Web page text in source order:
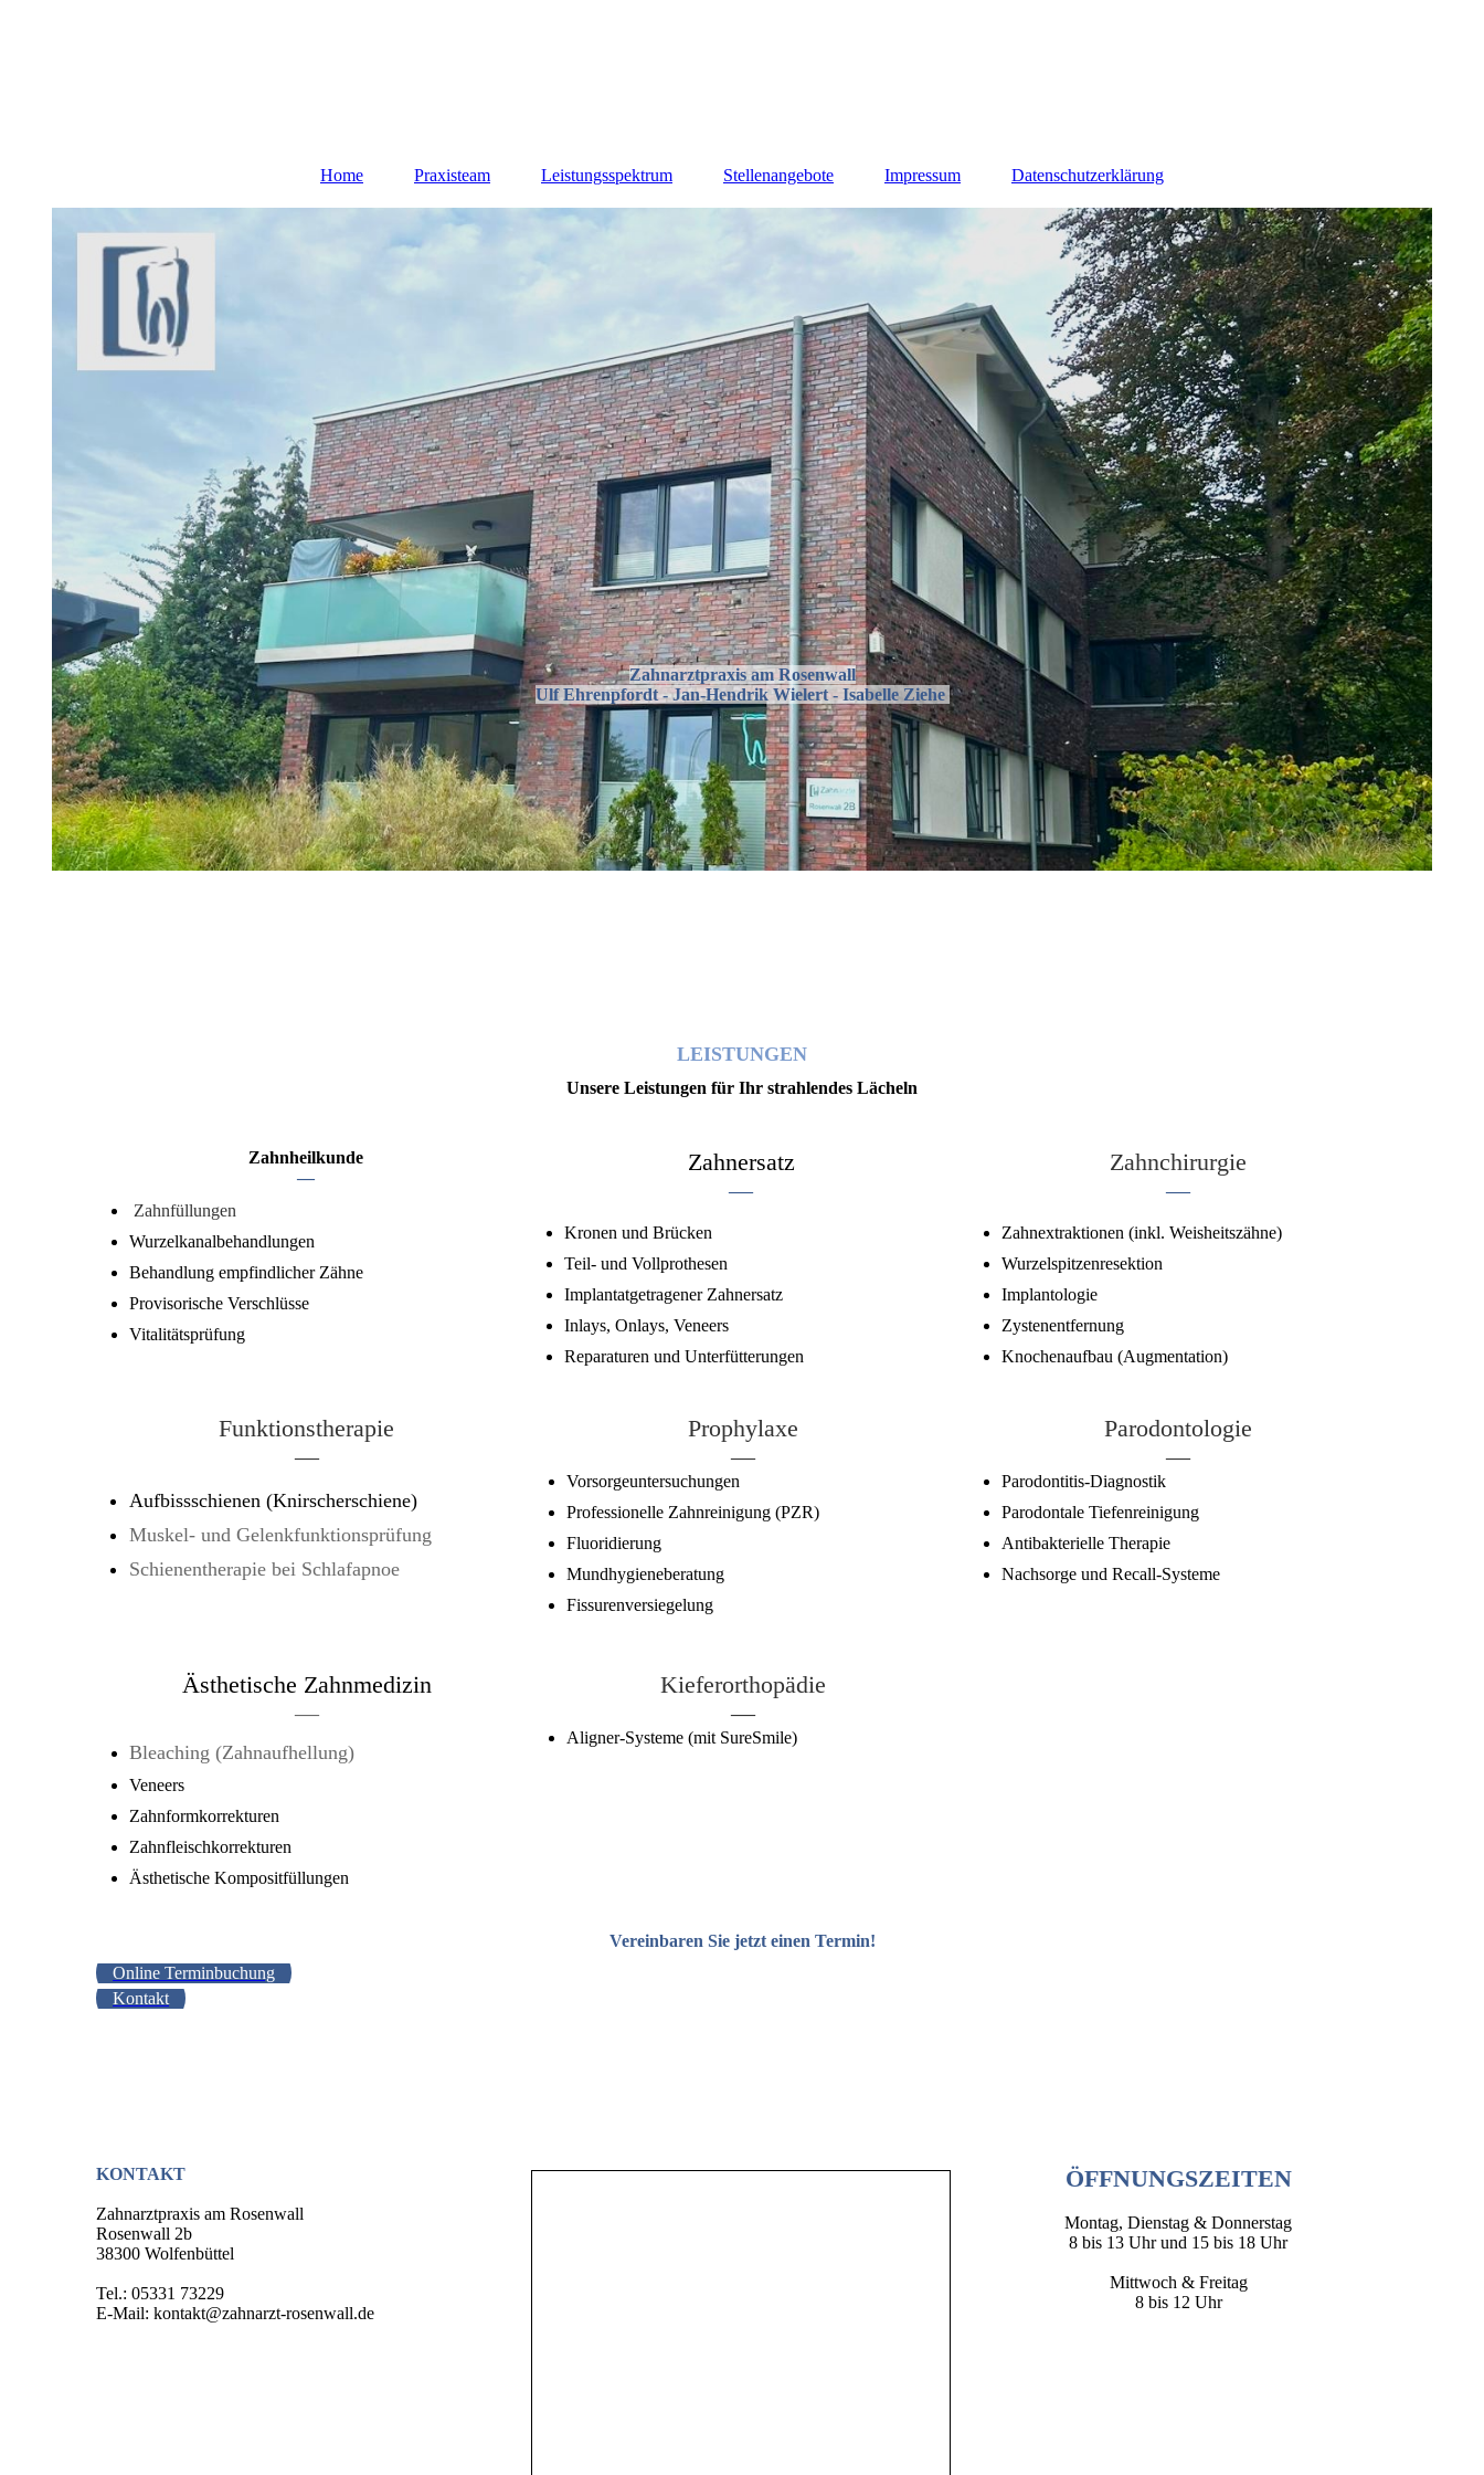
Home Praxisteam Leistungsspektrum Stellenangebote Impressum Datenschutzerklärung
Zahnarztpraxis am Rosenwall
Ulf Ehrenpfordt - Jan-Hendrik Wielert - Isabelle Ziehe
LEISTUNGEN
Unsere Leistungen für Ihr strahlendes Lächeln
Zahnheilkunde
—
Zahnfüllungen
Wurzelkanalbehandlungen
Behandlung empfindlicher Zähne
Provisorische Verschlüsse
Vitalitätsprüfung
Zahnersatz
—
Kronen und Brücken
Teil- und Vollprothesen
Implantatgetragener Zahnersatz
Inlays, Onlays, Veneers
Reparaturen und Unterfütterungen
Zahnchirurgie
—
Zahnextraktionen (inkl. Weisheitszähne)
Wurzelspitzenresektion
Implantologie
Zystenentfernung
Knochenaufbau (Augmentation)
Funktionstherapie
—
Aufbissschienen (Knirscherschiene)
Muskel- und Gelenkfunktionsprüfung
Schienentherapie bei Schlafapnoe
Prophylaxe
—
Vorsorgeuntersuchungen
Professionelle Zahnreinigung (PZR)
Fluoridierung
Mundhygieneberatung
Fissurenversiegelung
Parodontologie
—
Parodontitis-Diagnostik
Parodontale Tiefenreinigung
Antibakterielle Therapie
Nachsorge und Recall-Systeme
Ästhetische Zahnmedizin
—
Bleaching (Zahnaufhellung)
Veneers
Zahnformkorrekturen
Zahnfleischkorrekturen
Ästhetische Kompositfüllungen
Kieferorthopädie
—
Aligner-Systeme (mit SureSmile)
Vereinbaren Sie jetzt einen Termin!
Online Terminbuchung
Kontakt
KONTAKT
Zahnarztpraxis am Rosenwall
Rosenwall 2b
38300 Wolfenbüttel
Tel.: 05331 73229
E-Mail: kontakt@zahnarzt-rosenwall.de
ÖFFNUNGSZEITEN
Montag, Dienstag & Donnerstag
8 bis 13 Uhr und 15 bis 18 Uhr
Mittwoch & Freitag
8 bis 12 Uhr